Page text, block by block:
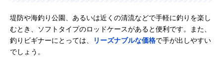
堤防や海釣り公園、あるいは近くの清流などで手軽に釣りを楽し
むとき、ソフトタイプのロッドケースがあると便利です。また、
釣りビギナーにとっては、
リーズナブルな価格で手が出しやすい
でしょう。